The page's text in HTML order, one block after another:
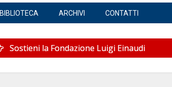
BIBLIOTECA ARCHIVI CONTATTI
Sostieni la Fondazione Luigi Einaudi